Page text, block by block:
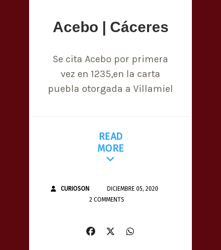
Acebo | Cáceres
Se cita Acebo por primera
vez en 1235,en la carta
puebla otorgada a Villamiel
READ
MORE
CURIOSON
DICIEMBRE 05, 2020
2 COMMENTS